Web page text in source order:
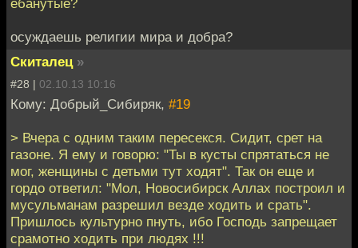
ебанутые?
осуждаешь религии мира и добра?
Скиталец »
#28 | 02.10.13 10:16
Кому: Добрый_Сибиряк, #19
> Вчера с одним таким пересекся. Сидит, срет на
газоне. Я ему и говорю: "Ты в кусты спрятаться не
мог, женщины с детьми тут ходят". Так он еще и
гордо ответил: "Мол, Новосибирск Аллах построил и
мусульманам разрешил везде ходить и срать".
Пришлось культурно пнуть, ибо Господь запрещает
срамотно ходить при людях !!!